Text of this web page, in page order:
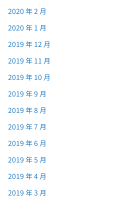
2020 年 2 月
2020 年 1 月
2019 年 12 月
2019 年 11 月
2019 年 10 月
2019 年 9 月
2019 年 8 月
2019 年 7 月
2019 年 6 月
2019 年 5 月
2019 年 4 月
2019 年 3 月